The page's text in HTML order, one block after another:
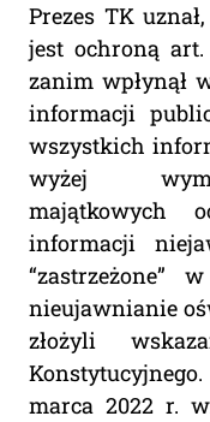
Prezes TK
jest ochroną
zanim wpłynął
informacji
wszystkich
wyżej
majątkowych
informacji
nieujawnianie
złożyli
marca 2022 r.